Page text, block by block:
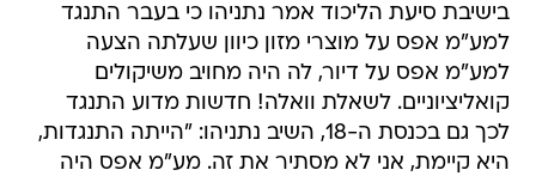
בישיבת סיעת הליכוד אמר נתניהו כי בעבר התנגד
למע"מ אפס על מוצרי מזון כיוון שעלתה הצעה
למע"מ אפס על דיור, לה היה מחויב משיקולים
קואליציוניים. לשאלת וואלה! חדשות מדוע התנגד
לכך גם בכנסת ה-18, השיב נתניהו: "הייתה התנגדות,
היא קיימת, אני לא מסתיר את זה. מע"מ אפס היה